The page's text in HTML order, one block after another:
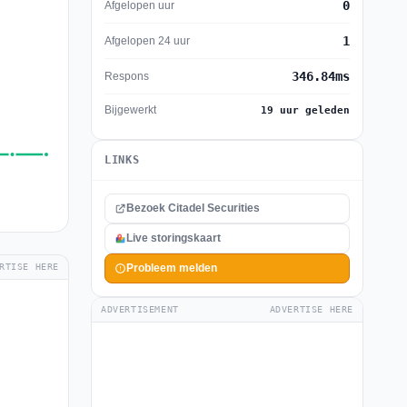
HERE
Afgelopen uur 0
Afgelopen 24 uur 1
Respons 346.84ms
Bijgewerkt 19 uur geleden
LINKS
Bezoek Citadel Securities
Live storingskaart
Probleem melden
ADVERTISEMENT ADVERTISE HERE